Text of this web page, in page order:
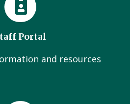
Portal
and resources